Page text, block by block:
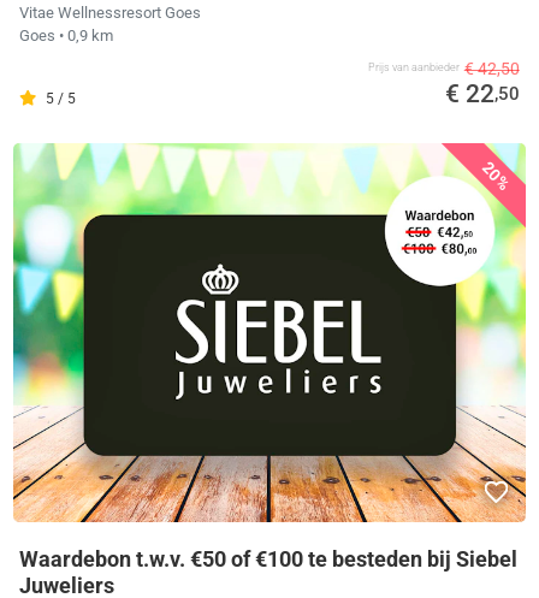
Vitae Wellnessresort Goes
Goes • 0,9 km
5 / 5
Prijs van aanbieder € 42,50
€ 22,50
20%
Waardebon t.w.v. €50 of €100 te besteden bij Siebel
Juweliers